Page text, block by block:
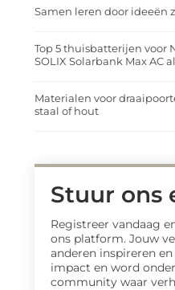
Samen leren door ideeën
Top 5 thuisbatterijen voor
SOLIX Solarbank Max AC
Materialen voor
staal of hout
Stuur ons
Registreer vandaag
ons platform. Jouw
anderen inspireren
impact en word
community waar